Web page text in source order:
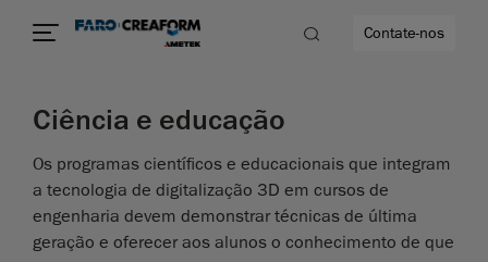
mais
Contate-nos
Ciência e educação
Os programas científicos e educacionais que integram
a tecnologia de digitalização 3D em cursos de
engenharia devem demonstrar técnicas de última
geração e oferecer aos alunos o conhecimento de que